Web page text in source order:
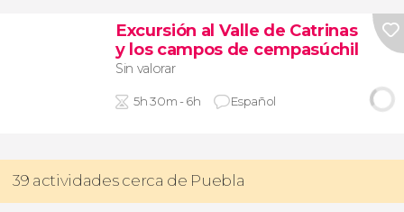
Excursión al Valle de Catrinas
y los campos de cempasúchil
Sin valorar
5h 30m - 6h Español
39 actividades cerca de Puebla